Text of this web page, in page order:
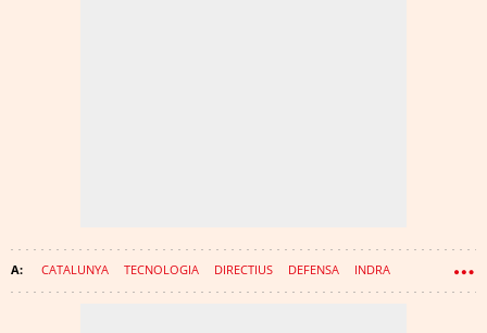
CATALUNYA TECNOLOGIA DIRECTIUS DEFENSA INDRA